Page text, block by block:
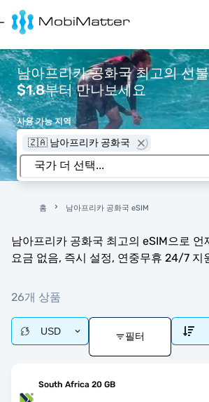
남아프리카 공화국 최고의 선
$1.8부터 만나보세요
사용 가능 지역
🇿🇦 남아프리카 공화국
홈 남아프리카 공화국 eSIM
남아프리카 공화국 최고의 eSIM으로 언
요금 없음, 즉시 설정, 연중무휴 24/7 지
26개 상품
USD 필터
South Africa 20 GB